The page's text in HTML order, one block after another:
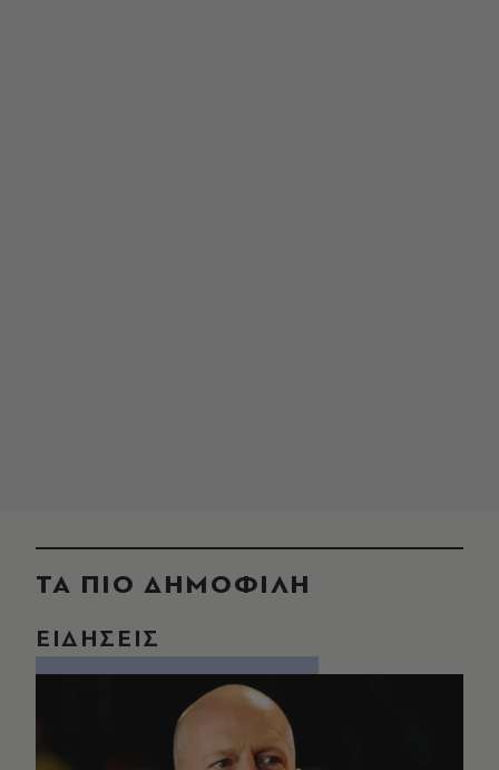
ΤΑ ΠΙΟ ΔΗΜΟΦΙΛΗ
ΕΙΔΗΣΕΙΣ